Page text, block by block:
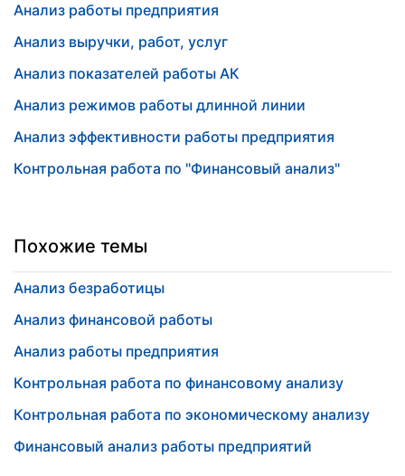
Анализ работы предприятия
Анализ выручки, работ, услуг
Анализ показателей работы АК
Анализ режимов работы длинной линии
Анализ эффективности работы предприятия
Контрольная работа по "Финансовый анализ"
Похожие темы
Анализ безработицы
Анализ финансовой работы
Анализ работы предприятия
Контрольная работа по финансовому анализу
Контрольная работа по экономическому анализу
Финансовый анализ работы предприятий